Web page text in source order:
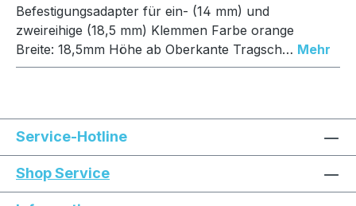
Befestigungsadapter für ein- (14 mm) und
zweireihige (18,5 mm) Klemmen Farbe orange
Breite: 18,5mm Höhe ab Oberkante Tragsch… Mehr
Service-Hotline
Shop Service